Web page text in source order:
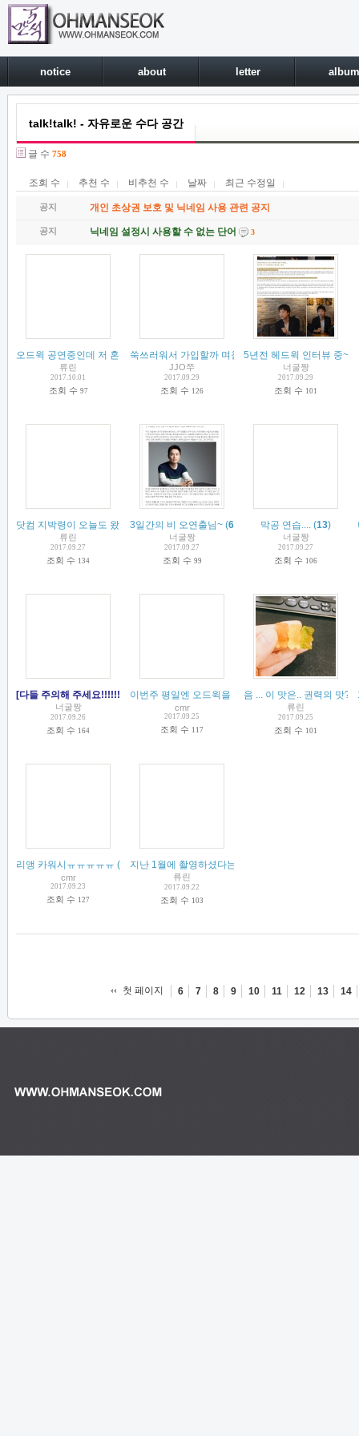
notice about letter album
talk!talk! - 자유로운 수다 공간
글 수 758
조회 수 추천 수 비추천 수 날짜 최근 수정일
공지 개인 초상권 보호 및 닉네임 사용 관련 공지
공지 닉네임 설정시 사용할 수 없는 단어 3
오드윅 공연중인데 저 혼자 집에 있다보면 (15)
류린
2017.10.01
조회 수 97
쑥쓰러워서 가입할까 며칠 고민하다가 가입했어요ㅎ
JJO쭈
2017.09.29
조회 수 126
5년전 헤드윅 인터뷰 중~
너굴짱
2017.09.29
조회 수 101
닷컴 지박령이 오늘도 왔습니다 + 아무말대잔치 (49)
류린
2017.09.27
조회 수 134
3일간의 비 오연출님~ (6
너굴짱
2017.09.27
조회 수 99
막공 연습.... (13)
너굴짱
2017.09.27
조회 수 106
[다들 주의해 주세요!!!!!!!] 팬클럽내 사기, 돈거래 (10
너굴짱
2017.09.26
조회 수 164
이번주 평일엔 오드윅을 볼 수 없다니ㅠ ( 18 )
cmr
2017.09.25
조회 수 117
음 ... 이 맛은.. 권력의 맛?!
류린
2017.09.25
조회 수 101
리앵 카워시ㅠㅠㅠㅠㅠ ( 18)
cmr
2017.09.23
조회 수 127
지난 1월에 촬영하셨다는 영화 나오나보네요 (+잡담)
류린
2017.09.22
조회 수 103
첫 페이지 6 7 8 9 10 11 12 13 14